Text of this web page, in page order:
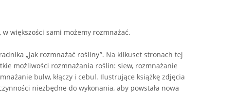
większości sami możemy rozmnażać.
„Jak rozmnażać rośliny”. Na kilkuset stronach tej
możliwości rozmnażania roślin: siew, rozmnażanie
bulw, kłączy i cebul. Ilustrujące książkę zdjęcia
niezbędne do wykonania, aby powstała nowa